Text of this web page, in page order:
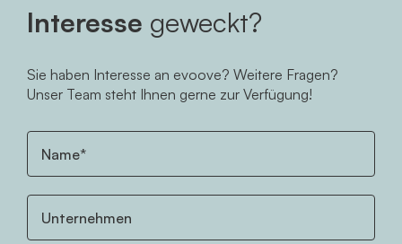
Interesse geweckt?
Sie haben Interesse an evoove? Weitere Fragen?
Unser Team steht Ihnen gerne zur Verfügung!
Name*
Unternehmen